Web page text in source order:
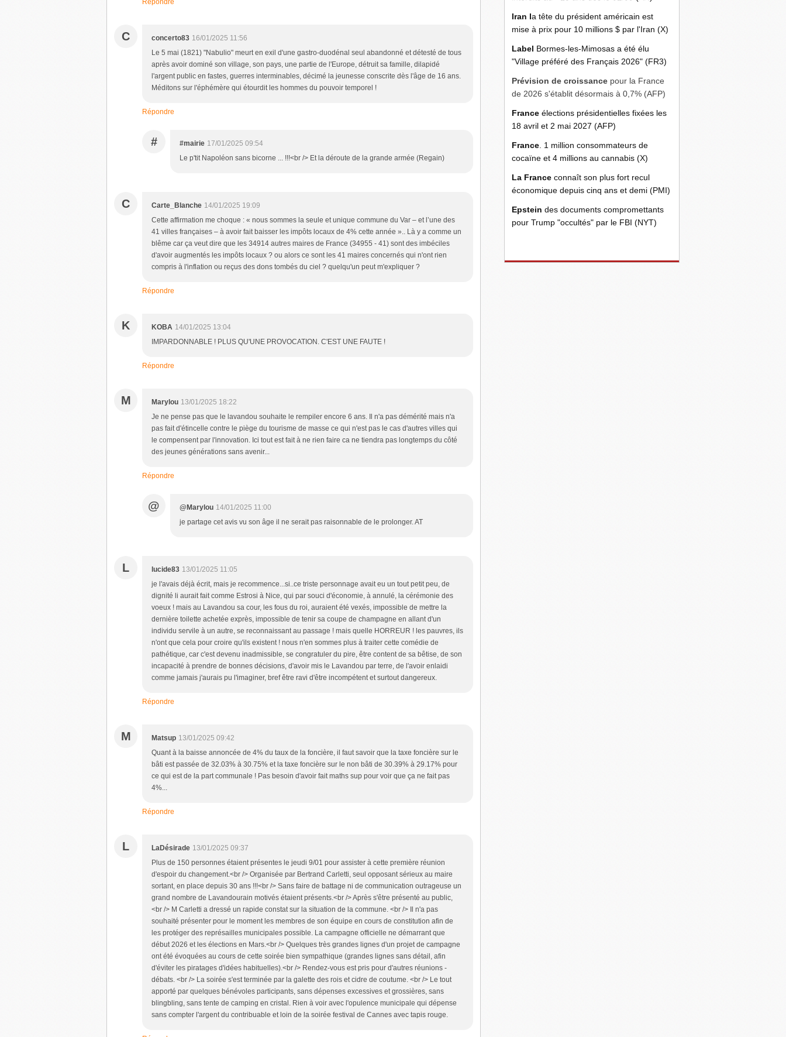
Répondre
C concerto83 16/01/2025 11:56
Le 5 mai (1821) "Nabulio" meurt en exil d'une gastro-duodénal seul abandonné et détesté de tous
après avoir dominé son village, son pays, une partie de l'Europe, détruit sa famille, dilapidé
l'argent public en fastes, guerres interminables, décimé la jeunesse conscrite dès l'âge de 16 ans.
Méditons sur l'éphémère qui étourdit les hommes du pouvoir temporel !
Répondre
# #mairie 17/01/2025 09:54
Le p'tit Napoléon sans bicorne ... !!!<br /> Et la déroute de la grande armée (Regain)
C Carte_Blanche 14/01/2025 19:09
Cette affirmation me choque : « nous sommes la seule et unique commune du Var – et l’une des
41 villes françaises – à avoir fait baisser les impôts locaux de 4% cette année ».. Là y a comme un
blême car ça veut dire que les 34914 autres maires de France (34955 - 41) sont des imbéciles
d'avoir augmentés les impôts locaux ? ou alors ce sont les 41 maires concernés qui n'ont rien
compris à l'inflation ou reçus des dons tombés du ciel ? quelqu'un peut m'expliquer ?
Répondre
K KOBA 14/01/2025 13:04
IMPARDONNABLE ! PLUS QU'UNE PROVOCATION. C'EST UNE FAUTE !
Répondre
M Marylou 13/01/2025 18:22
Je ne pense pas que le lavandou souhaite le rempiler encore 6 ans. Il n'a pas démérité mais n'a
pas fait d'étincelle contre le piège du tourisme de masse ce qui n'est pas le cas d'autres villes qui
le compensent par l'innovation. Ici tout est fait à ne rien faire ca ne tiendra pas longtemps du côté
des jeunes générations sans avenir...
Répondre
@ @Marylou 14/01/2025 11:00
je partage cet avis vu son âge il ne serait pas raisonnable de le prolonger. AT
L lucide83 13/01/2025 11:05
je l'avais déjà écrit, mais je recommence...si..ce triste personnage avait eu un tout petit peu, de
dignité li aurait fait comme Estrosi à Nice, qui par souci d'économie, à annulé, la cérémonie des
voeux ! mais au Lavandou sa cour, les fous du roi, auraient été vexés, impossible de mettre la
dernière toilette achetée exprès, impossible de tenir sa coupe de champagne en allant d'un
individu servile à un autre, se reconnaissant au passage ! mais quelle HORREUR ! les pauvres, ils
n'ont que cela pour croire qu'ils existent ! nous n'en sommes plus à traiter cette comédie de
pathétique, car c'est devenu inadmissible, se congratuler du pire, être content de sa bêtise, de son
incapacité à prendre de bonnes décisions, d'avoir mis le Lavandou par terre, de l'avoir enlaidi
comme jamais j'aurais pu l'imaginer, bref être ravi d'être incompétent et surtout dangereux.
Répondre
M Matsup 13/01/2025 09:42
Quant à la baisse annoncée de 4% du taux de la foncière, il faut savoir que la taxe foncière sur le
bâti est passée de 32.03% à 30.75% et la taxe foncière sur le non bâti de 30.39% à 29.17% pour
ce qui est de la part communale ! Pas besoin d'avoir fait maths sup pour voir que ça ne fait pas
4%...
Répondre
L LaDésirade 13/01/2025 09:37
Plus de 150 personnes étaient présentes le jeudi 9/01 pour assister à cette première réunion
d'espoir du changement.<br /> Organisée par Bertrand Carletti, seul opposant sérieux au maire
sortant, en place depuis 30 ans !!!<br /> Sans faire de battage ni de communication outrageuse un
grand nombre de Lavandourain motivés étaient présents.<br /> Après s'être présenté au public,
<br /> M Carletti a dressé un rapide constat sur la situation de la commune. <br /> Il n'a pas
souhaité présenter pour le moment les membres de son équipe en cours de constitution afin de
les protéger des représailles municipales possible. La campagne officielle ne démarrant que
début 2026 et les élections en Mars.<br /> Quelques très grandes lignes d'un projet de campagne
ont été évoquées au cours de cette soirée bien sympathique (grandes lignes sans détail, afin
d'éviter les piratages d'idées habituelles).<br /> Rendez-vous est pris pour d'autres réunions -
débats. <br /> La soirée s'est terminée par la galette des rois et cidre de coutume. <br /> Le tout
apporté par quelques bénévoles participants, sans dépenses excessives et grossières, sans
blingbling, sans tente de camping en cristal. Rien à voir avec l'opulence municipale qui dépense
sans compter l'argent du contribuable et loin de la soirée festival de Cannes avec tapis rouge.
Iran la tête du président américain est
mise à prix pour 10 millions $ par l'Iran (X)
Label Bormes-les-Mimosas a été élu
"Village préféré des Français 2026" (FR3)
Prévision de croissance pour la France
de 2026 s'établit désormais à 0,7% (AFP)
France élections présidentielles fixées les
18 avril et 2 mai 2027 (AFP)
France . 1 million consommateurs de
cocaïne et 4 millions au cannabis (X)
La France connaît son plus fort recul
économique depuis cinq ans et demi (PMI)
Epstein des documents compromettants
pour Trump "occultés" par le FBI (NYT)